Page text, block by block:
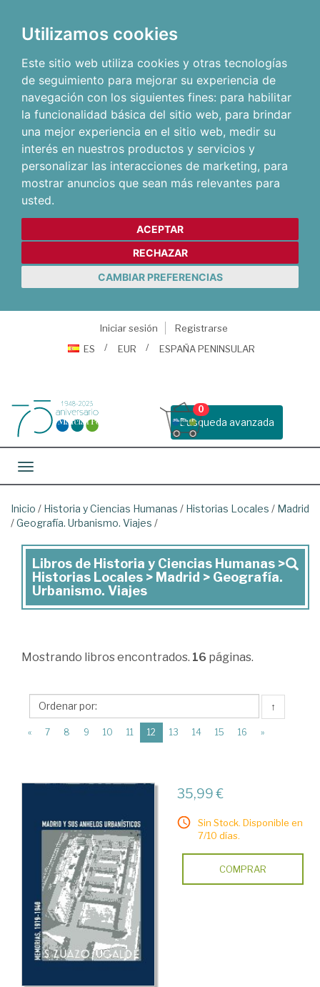
Utilizamos cookies
Este sitio web utiliza cookies y otras tecnologías
de seguimiento para mejorar su experiencia de
navegación con los siguientes fines: para habilitar
la funcionalidad básica del sitio web, para brindar
una mejor experiencia en el sitio web, medir su
interés en nuestros productos y servicios y
personalizar las interacciones de marketing, para
mostrar anuncios que sean más relevantes para
usted.
ACEPTAR
RECHAZAR
CAMBIAR PREFERENCIAS
Iniciar sesión
Registrarse
ES
EUR ESPAÑA PENINSULAR
Busqueda avanzada
0
Toggle navigation
Inicio / Historia y Ciencias Humanas / Historias Locales / Madrid
/Geografía. Urbanismo. Viajes /
Libros
de
Historia
Ciencias
>
Historias
Madrid
Geografía.
Urbanismo.
Viajes
Libros de Historia y Ciencias Humanas >
Historias Locales > Madrid > Geografía.
Urbanismo. Viajes
Mostrando libros encontrados. 16 páginas.
↑
« 7 8 9 10 11 12 (current)
13 14 15 16 »
35,99 €
Sin Stock. Disponible en
7/10 días.
COMPRAR